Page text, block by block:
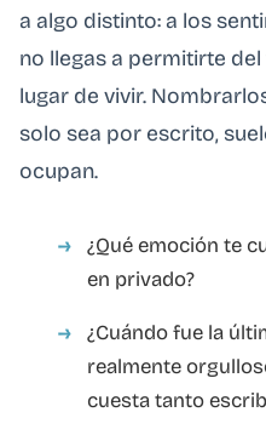
a algo distinto: a los
no llegas a permitirte
lugar de vivir.
solo sea por escrito,
ocupan.
¿Qué emoción te
en privado?
¿Cuándo fue la
realmente
cuesta tanto